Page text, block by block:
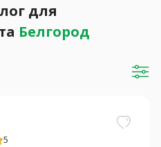
для
Белгород
5